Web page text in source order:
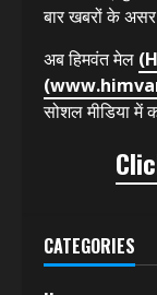
बार खबरों के
अब हिमवंत मेल
सोशल मीडिया में
CATEGORIES